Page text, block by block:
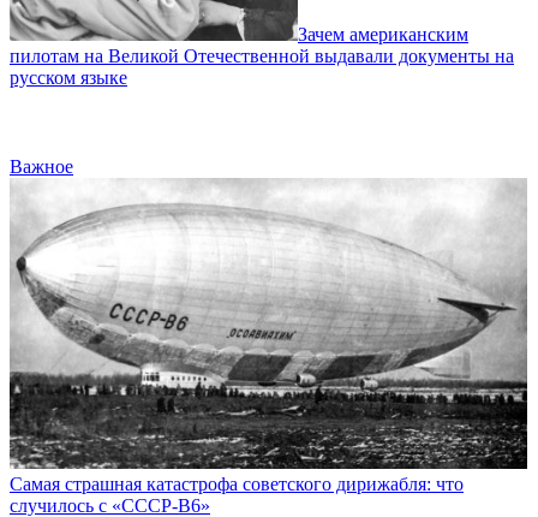
Зачем американским
пилотам на Великой Отечественной выдавали документы на
русском языке
Важное
Самая страшная катастрофа советского дирижабля: что
случилось с «СССР-В6»